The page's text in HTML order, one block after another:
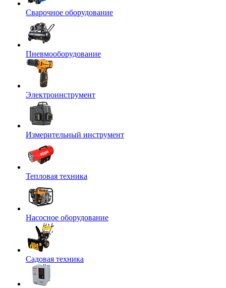
Сварочное оборудование
Пневмооборудование
Электроинструмент
Измерительный инструмент
Тепловая техника
Насосное оборудование
Садовая техника